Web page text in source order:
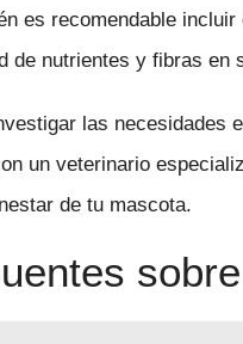
es recomendable
de nutrientes y fibras en
las necesidades
un veterinario
de tu mascota.